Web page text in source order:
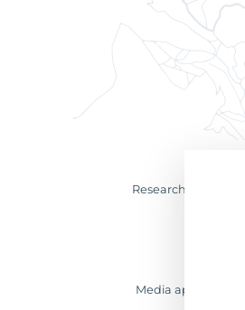
Research & Analyses
Media appearances